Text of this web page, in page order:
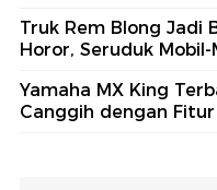
Truk Rem Blong Jadi
Horor, Seruduk
Yamaha MX King
Canggih dengan